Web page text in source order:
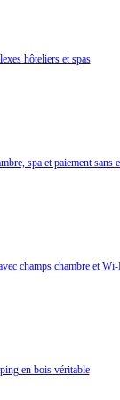
hôteliers et spas
spa et paiement sans
champs chambre et
en bois véritable